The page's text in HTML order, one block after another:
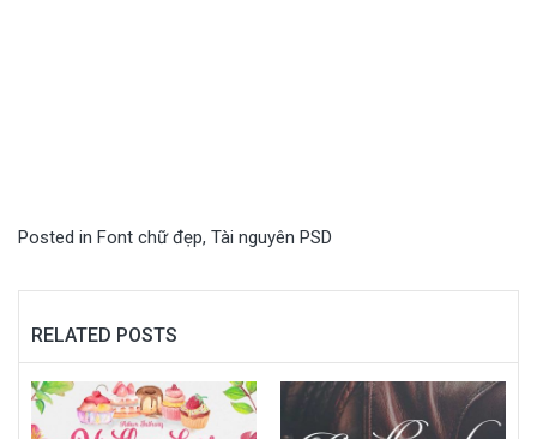
Posted in Font chữ đẹp, Tài nguyên PSD
RELATED POSTS